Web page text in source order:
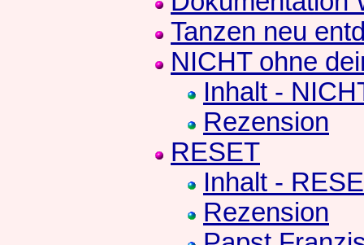
Tanzen neu
NICHT ohne
Inhalt -
Rezension
RESET
Inhalt -
Rezension